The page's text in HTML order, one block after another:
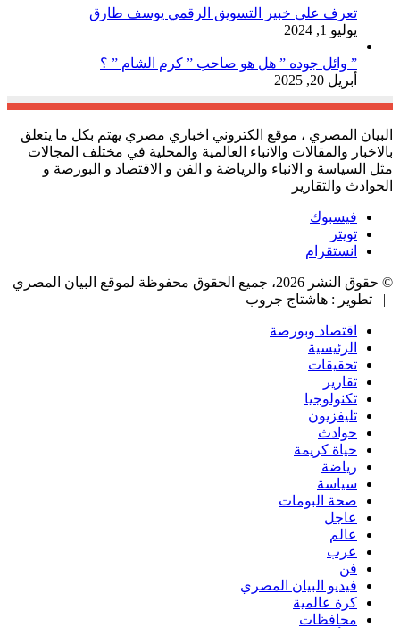
تعرف على خبير التسويق الرقمي يوسف طارق
يوليو 1, 2024
” وائل جوده ” هل هو صاحب ” كرم الشام ” ؟
أبريل 20, 2025
البيان المصري ، موقع الكتروني اخباري مصري يهتم بكل ما يتعلق
بالاخبار والمقالات والانباء العالمية والمحلية في مختلف المجالات
مثل السياسة و الانباء والرياضة و الفن و الاقتصاد و البورصة و
الحوادث والتقارير
فيسبوك
تويتر
انستقرام
© حقوق النشر 2026، جميع الحقوق محفوظة لموقع البيان المصري
| تطوير : هاشتاج جروب
اقتصاد وبورصة
الرئيسية
تحقيقات
تقارير
تكنولوجيا
تليفزيون
حوادث
حياة كريمة
رياضة
سياسة
صحة البومات
عاجل
عالم
عرب
فن
فيديو البيان المصري
كرة عالمية
محافظات